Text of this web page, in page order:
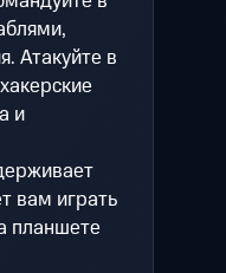
Атакуйте в
и
вам играть
планшете